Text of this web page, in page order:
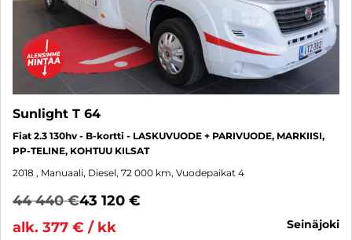
Sunlight T 64
Fiat 2.3 130hv - B-kortti - LASKUVUODE + PARIVUODE, MARKIISI,
PP-TELINE, KOHTUU KILSAT
2018 , Manuaali, Diesel, 72 000 km, Vuodepaikat 4
44 440 €43 120 €
alk. 377 € / kk
seinäjoki